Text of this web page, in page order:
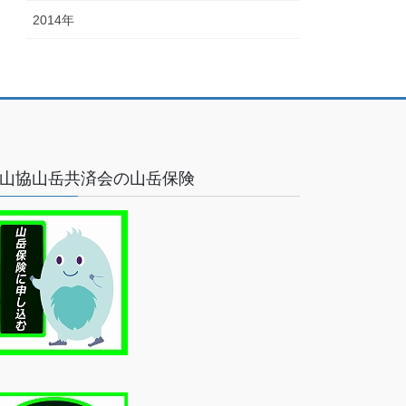
2014年
協山岳共済会の山岳保険